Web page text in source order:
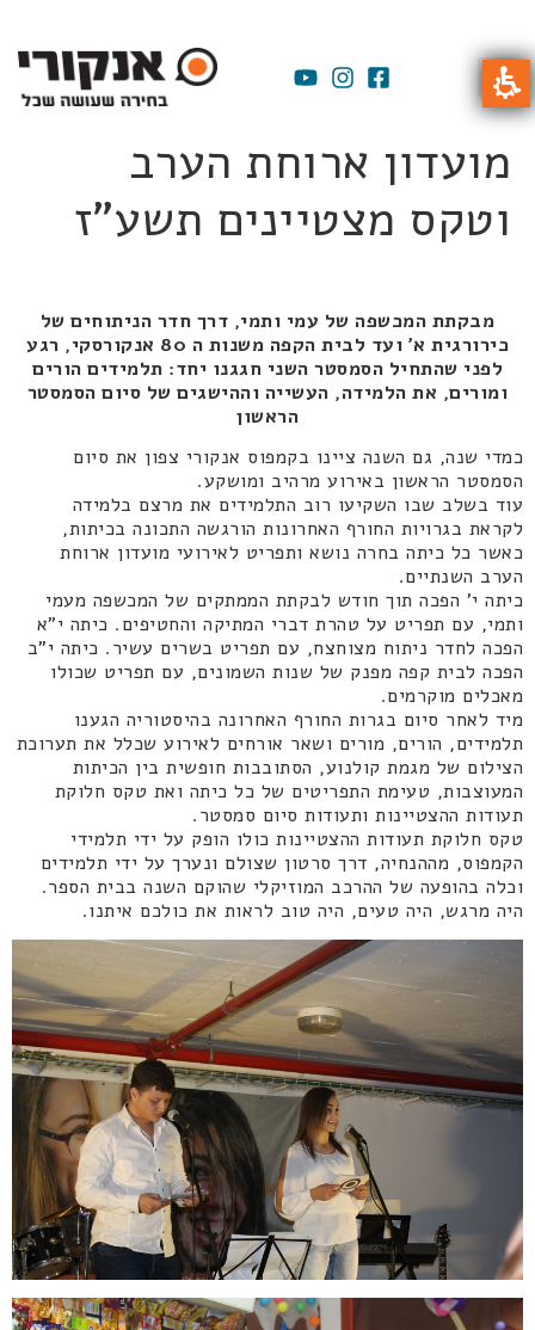
מועדון ארוחת הערב
וטקס מצטיינים תשע"ז
מבקתת המכשפה של עמי ותמי, דרך חדר הניתוחים של
כירורגית א' ועד לבית הקפה משנות ה 80 אנקורסקי, רגע
לפני שהתחיל הסמסטר השני חגגנו יחד: תלמידים הורים
ומורים, את הלמידה, העשייה וההישגים של סיום הסמסטר
הראשון
כמדי שנה, גם השנה ציינו בקמפוס אנקורי צפון את סיום
הסמסטר הראשון באירוע מרהיב ומושקע.
עוד בשלב שבו השקיעו רוב התלמידים את מרצם בלמידה
לקראת בגרויות החורף האחרונות הורגשה התכונה בכיתות,
כאשר כל כיתה בחרה נושא ותפריט לאירועי מועדון ארוחת
הערב השנתיים.
כיתה י' הפכה תוך חודש לבקתת הממתקים של המכשפה מעמי
ותמי, עם תפריט על טהרת דברי המתיקה והחטיפים. כיתה י"א
הפכה לחדר ניתוח מצוחצח, עם תפריט בשרים עשיר. כיתה י"ב
הפכה לבית קפה מפנק של שנות השמונים, עם תפריט שכולו
מאכלים מוקרמים.
מיד לאחר סיום בגרות החורף האחרונה בהיסטוריה הגענו
תלמידים, הורים, מורים ושאר אורחים לאירוע שכלל את תערוכת
הצילום של מגמת קולנוע, הסתובבות חופשית בין הכיתות
המעוצבות, טעימת התפריטים של כל כיתה ואת טקס חלוקת
תעודות ההצטיינות ותעודות סיום סמסטר.
טקס חלוקת תעודות ההצטיינות כולו הופק על ידי תלמידי
הקמפוס, מההנחיה, דרך סרטון שצולם ונערך על ידי תלמידים
וכלה בהופעה של ההרכב המוזיקלי שהוקם השנה בבית הספר.
היה מרגש, היה טעים, היה טוב לראות את כולכם איתנו.